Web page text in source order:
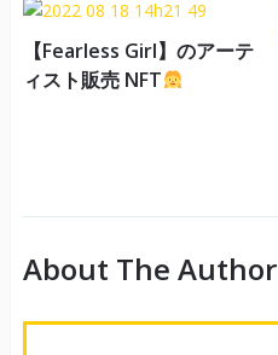
【Fearless Girl】のアーテ
ィスト販売 NFT
About The Author